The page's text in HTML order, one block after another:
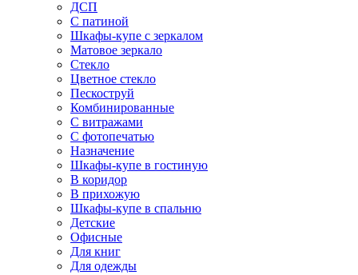
ДСП
С патиной
Шкафы-купе с зеркалом
Матовое зеркало
Стекло
Цветное стекло
Пескоструй
Комбинированные
С витражами
С фотопечатью
Назначение
Шкафы-купе в гостиную
В коридор
В прихожую
Шкафы-купе в спальню
Детские
Офисные
Для книг
Для одежды